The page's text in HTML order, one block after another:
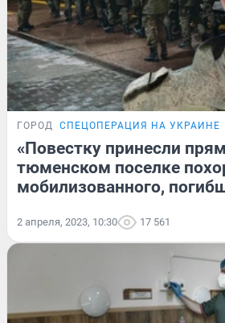
ГОРОД СПЕЦОПЕРАЦИЯ НА УКРАИНЕ
«Повестку принесли
тюменском поселке
мобилизованного,
2 апреля, 2023, 10:30 17 561